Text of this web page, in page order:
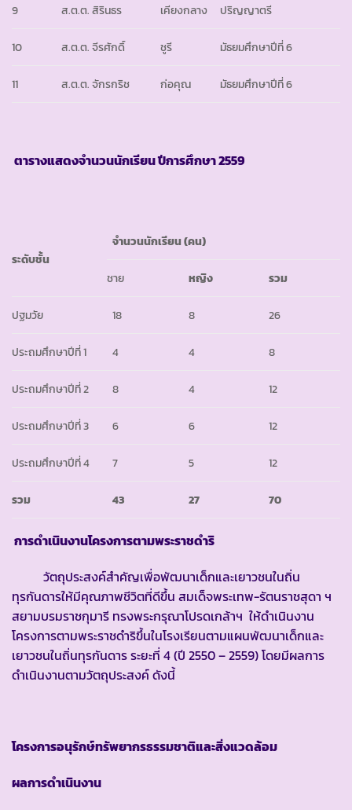
9 ส.ต.ต. สิรินธร เคียงกลาง ปริญญาตรี
10 ส.ต.ต. จีรศักดิ์ ชูรี มัธยมศึกษาปีที่ 6
11 ส.ต.ต. จักรกริช ก่อคุณ มัธยมศึกษาปีที่ 6
ตารางแสดงจำนวนนักเรียน ปีการศึกษา2559
ระดับชั้น
จำนวนนักเรียน(คน)
ชาย หญิง รวม
ปฐมวัย 18 8 26
ประถมศึกษาปีที่ 1 4 4 8
ประถมศึกษาปีที่ 2 8 4 12
ประถมศึกษาปีที่ 3 6 6 12
ประถมศึกษาปีที่ 4 7 5 12
รวม 43 27 70
การดำเนินงานโครงการตามพระราชดำริ
วัตถุประสงค์สำคัญเพื่อพัฒนาเด็กและเยาวชนในถิ่น
ทุรกันดารให้มีคุณภาพชีวิตที่ดีขึ้น สมเด็จพระเทพ-รัตนราชสุดา ฯ
สยามบรมราชกุมารี ทรงพระกรุณาโปรดเกล้าฯ ให้ดำเนินงาน
โครงการตามพระราชดำริขึ้นในโรงเรียนตามแผนพัฒนาเด็กและ
เยาวชนในถิ่นทุรกันดาร ระยะที่ 4 (ปี 2550 – 2559) โดยมีผลการ
ดำเนินงานตามวัตถุประสงค์ ดังนี้
โครงการอนุรักษ์ทรัพยากรธรรมชาติและสิ่งแวดล้อม
ผลการดำเนินงาน